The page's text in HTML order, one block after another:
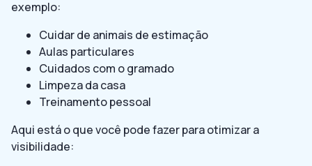
exemplo:
Cuidar de animais de estimação
Aulas particulares
Cuidados com o gramado
Limpeza da casa
Treinamento pessoal
Aqui está o que você pode fazer para otimizar a
visibilidade: